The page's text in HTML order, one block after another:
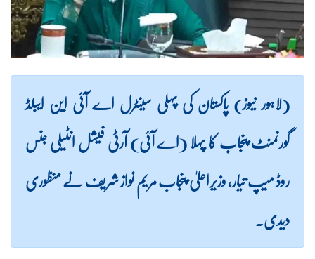
(لاہور نیوز) پاکستان کی پہلی سینٹرل اے آئی این ایبلڈ
گورنمنٹ پنجاب کا پہلا (اے آئی) آرٹی فیشل انٹیلی جنس
روڈ میپ تیار، وزیراعلیٰ پنجاب مریم نواز شریف نے منظوری
دیدی۔